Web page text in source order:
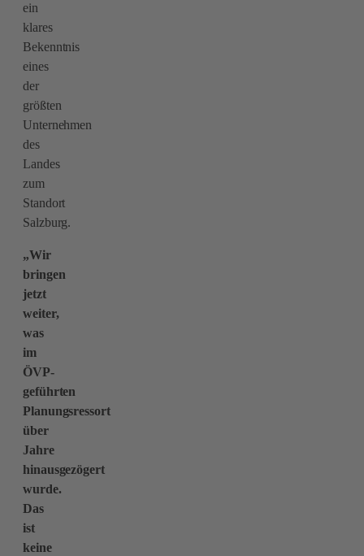
ein
klares
Bekenntnis
eines
der
größten
Unternehmen
des
Landes
zum
Standort
Salzburg.
„Wir
bringen
jetzt
weiter,
was
im
ÖVP-
geführten
Planungsressort
über
Jahre
hinausgezögert
wurde.
Das
ist
keine